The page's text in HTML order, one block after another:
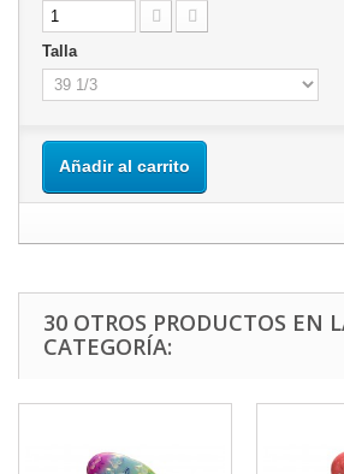
Talla
Añadir al carrito
30 OTROS PRODUCTOS EN
CATEGORÍA: